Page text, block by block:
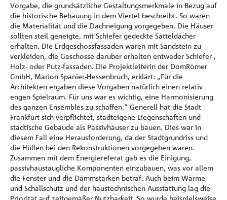
Vorgabe, die grundsätzliche Gestaltungsmerkmale in Bezug auf
die historische Bebauung in dem Viertel beschreibt. So waren
die Materialität und die Dachneigung vorgegeben. Die Häuser
sollten steil geneigte, mit Schiefer gedeckte Satteldächer
erhalten. Die Erdgeschossfassaden waren mit Sandstein zu
verkleiden, die Geschosse darüber erhalten entweder Schiefer-,
Holz- oder Putz-fassaden. Die Projektleiterin der DomRömer
GmbH, Marion Spanier-Hessenbruch, erklärt: „Für die
Architekten ergaben diese Vorgaben natürlich einen relativ
engen Spielraum. Für uns war es wichtig, eine Harmonisierung
des ganzen Ensembles zu schaffen.“ Generell hat die Stadt
Frankfurt sich verpflichtet, stadteigene Liegenschaften und
städtische Gebäude als Passivhäuser zu bauen. Dies war in
diesem Fall eine Herausforderung, da der Stadtgrundriss und
die Hüllen bei den Rekonstruktionen vorgegeben waren.
Zusammen mit dem Energiereferat gab es die Einigung,
passivhaustaugliche Komponenten einzubauen, was vor allem
die Fenster und die Dämmstärken betraf. Auch beim Wärme-
und Schallschutz und der haustechnischen Ausstattung lag die
Priorität auf zeitgemäßer Nutzbarkeit. So wurde beispielsweise